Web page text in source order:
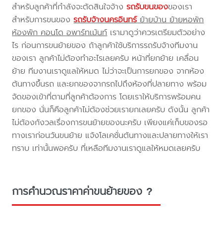
สำหรับลูกค้าที่กำลังจะตัดสินใจจ้างรถรับขนของของเรา
สำหรับการขนของรถรับจ้างนครอินทร์ย้ายบ้าน ย้ายหอพัก
ห้องพัก คอนโด อพาร์ทเม้นท์เรามาดูว่าควรเตรียมตัวอย่าง
ไร ก่อนการขนย้ายของ ถ้าลูกค้าใช้บริการรถรับจ้างทีมงาน
ของเรา ลูกค้าไม่ต้องทำอะไรเลยครับ หน้าที่ยกย้าย เคลื่อน
ย้าย ทีมงานเราดูแลให้หมด ไม่ว่าจะเป็นการยกของ จากห้อง
ต้นทางขึ้นรถ และยกของจากรถไปถึงห้องที่ปลายทาง พร้อม
จัดของเข้าที่ตามที่ลูกค้าต้องการ โดยเราให้บริการพร้อมคน
ยกของ นั่นก็คือลูกค้าไม่ต้องช่วยเรายกเลยครับ ดังนั้น ลูกค้า
ไม่ต้องกังวลเรื่องการขนย้ายของนะครับ เพียงแค่เก็บของรอ
ทางเราก่อนวันขนย้าย แจ้งโลเคชั่นต้นทางและปลายทางให้เรา
ทราบ เท่านั้นพอครับ ที่เหลือทีมงานเราดูแลให้หมดเลยครับ
การคำนวณราคาค่าขนย้ายของ ?